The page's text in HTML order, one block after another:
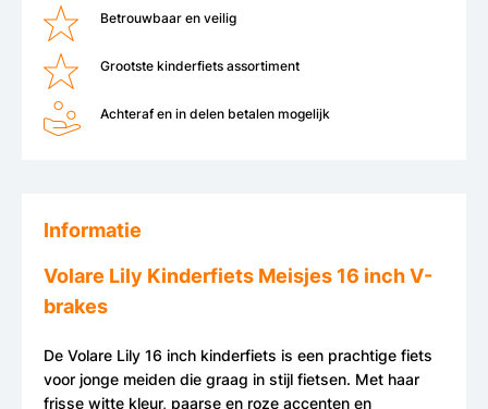
Betrouwbaar en veilig
Grootste kinderfiets assortiment
Achteraf en in delen betalen mogelijk
Informatie
Volare Lily Kinderfiets Meisjes 16 inch V-
brakes
De Volare Lily 16 inch kinderfiets is een prachtige fiets
voor jonge meiden die graag in stijl fietsen. Met haar
frisse witte kleur, paarse en roze accenten en